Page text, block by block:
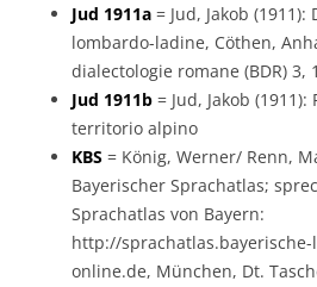
Jud 1911a = Jud, Jakob
lombardo-ladine, Cöthen,
dialectologie romane (BDR) 3,
Jud 1911b = Jud, Jakob
territorio alpino
KBS = König, Werner/ Renn,
Bayerischer Sprachatlas;
Sprachatlas von Bayern:
http://
online.de, München, Dt.